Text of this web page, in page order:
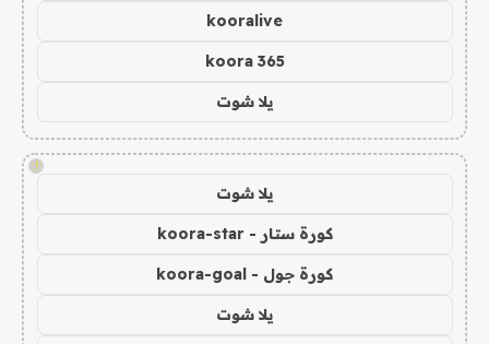
kooralive
koora 365
يلا شوت
!
يلا شوت
كورة ستار - koora-star
كورة جول - koora-goal
يلا شوت